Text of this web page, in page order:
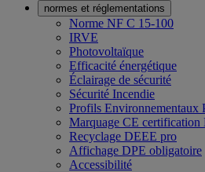
normes et réglementations
Norme NF C 15-100
IRVE
Photovoltaïque
Efficacité énergétique
Éclairage de sécurité
Sécurité Incendie
Profils Environnementaux
Marquage CE certification
Recyclage DEEE pro
Affichage DPE obligatoire
Accessibilité